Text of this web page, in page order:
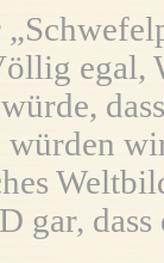
egal,
würden
gar,